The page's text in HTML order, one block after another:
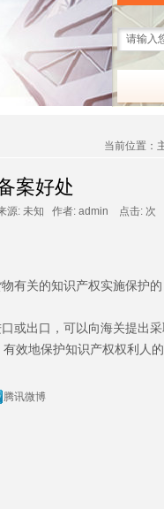
当前位置：
案好处
源: 未知 作者: admin 点击: 次
有关的知识产权实施保护
或出口，可以向海关提出
效地保护知识产权权利人的
腾讯微博